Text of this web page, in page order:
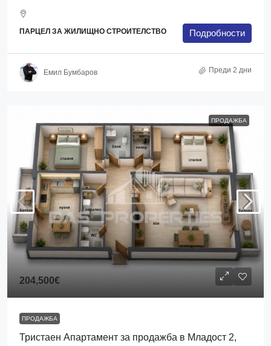
ПАРЦЕЛ ЗА ЖИЛИЩНО СТРОИТЕЛСТВО Подробности
Емил Бумбаров Преди 2 дни
ПРОДАЖБА
204,500€
ПРОДАЖБА
Тристаен Апартамент за продажба в Младост 2,